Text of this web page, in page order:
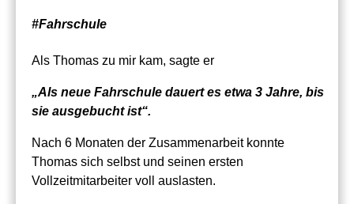
#Fahrschule
Als Thomas zu mir kam, sagte er
„Als neue Fahrschule dauert es etwa 3 Jahre, bis
sie ausgebucht ist“.
Nach 6 Monaten der Zusammenarbeit konnte
Thomas sich selbst und seinen ersten
Vollzeitmitarbeiter voll auslasten.